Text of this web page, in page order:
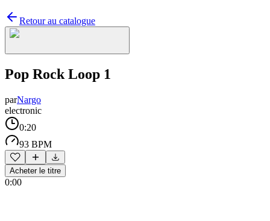
Retour au catalogue
Pop Rock Loop 1
parNargo
electronic
0:20
93 BPM
Acheter le titre
0:00